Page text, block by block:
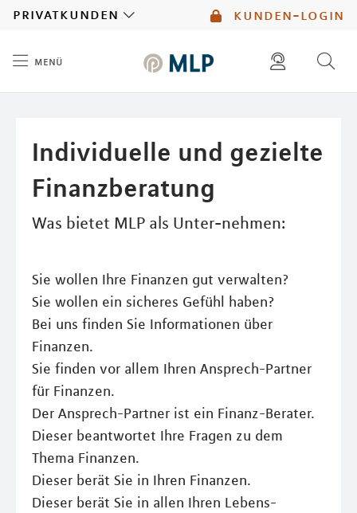
kunden-login
privatkunden
menü
Individuelle und gezielte
Finanzberatung
Was bietet MLP als Unter-nehmen:
Sie wollen Ihre Finanzen gut verwalten?
Sie wollen ein sicheres Gefühl haben?
Bei uns finden Sie Informationen über
Finanzen.
Sie finden vor allem Ihren Ansprech-Partner
für Finanzen.
Der Ansprech-Partner ist ein Finanz-Berater.
Dieser beantwortet Ihre Fragen zu dem
Thema Finanzen.
Dieser berät Sie in Ihren Finanzen.
Dieser berät Sie in allen Ihren Lebens-